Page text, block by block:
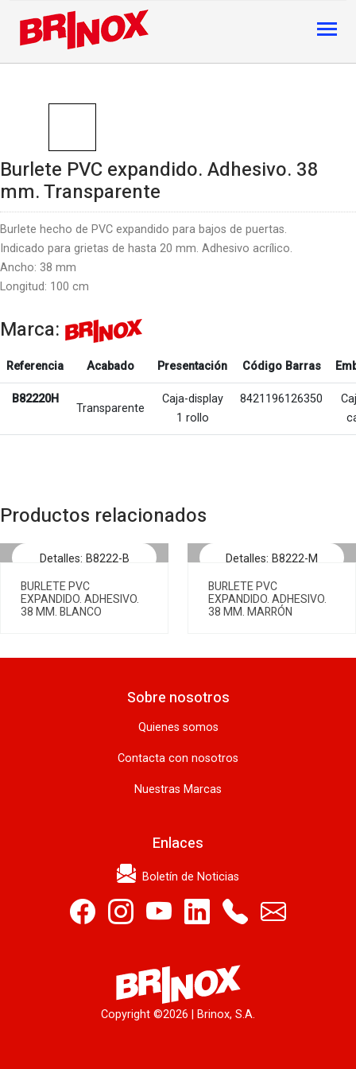
Burlete PVC expandido. Adhesivo. 38
mm. Transparente
Burlete hecho de PVC expandido para bajos de puertas.
Indicado para grietas de hasta 20 mm. Adhesivo acrílico.
Ancho: 38 mm
Longitud: 100 cm
Marca:
Referencia Acabado Presentación Código Barras
B82220H
Transparente
Caja-display
1 rollo
8421196126350
Productos relacionados
Detalles: B8222-B
BURLETE PVC
EXPANDIDO. ADHESIVO.
38 MM. BLANCO
Detalles: B8222-M
BURLETE PVC
EXPANDIDO. ADHESIVO.
38 MM. MARRÓN
Sobre nosotros
Quienes somos
Contacta con nosotros
Nuestras Marcas
Enlaces
Boletín de Noticias
Copyright ©2026 | Brinox, S.A.